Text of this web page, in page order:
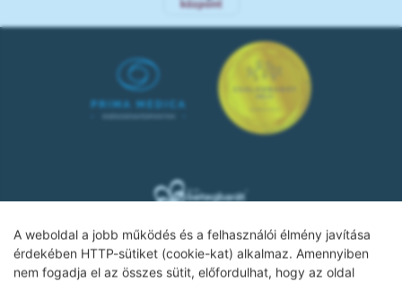
A weboldal a jobb működés és a felhasználói élmény javítása
érdekében HTTP-sütiket (cookie-kat) alkalmaz. Amennyiben
nem fogadja el az összes sütit, előfordulhat, hogy az oldal